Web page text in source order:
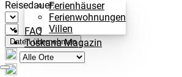
Ferienhäuser
Ferienwohnungen
Villen
FAQ
Toskana Magazin
Reisedauer:
Daten übernehmen